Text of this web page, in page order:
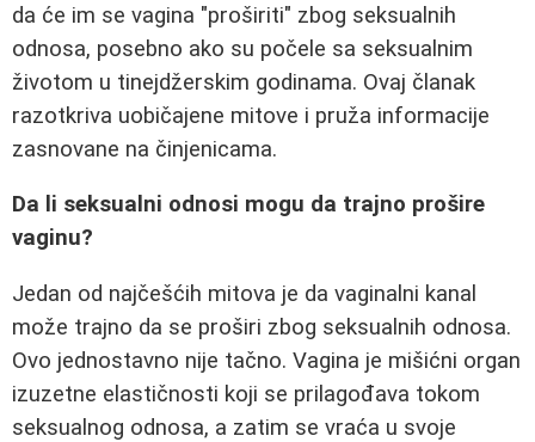
da će im se vagina "proširiti" zbog seksualnih
odnosa, posebno ako su počele sa seksualnim
životom u tinejdžerskim godinama. Ovaj članak
razotkriva uobičajene mitove i pruža informacije
zasnovane na činjenicama.
Da li seksualni odnosi mogu da trajno prošire
vaginu?
Jedan od najčešćih mitova je da vaginalni kanal
može trajno da se proširi zbog seksualnih odnosa.
Ovo jednostavno nije tačno. Vagina je mišićni organ
izuzetne elastičnosti koji se prilagođava tokom
seksualnog odnosa, a zatim se vraća u svoje